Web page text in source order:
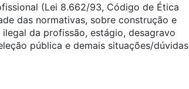
(Lei 8.662/93, Código de Ética
das normativas, sobre construção e
da profissão, estágio, desagravo
pública e demais situações/dúvidas